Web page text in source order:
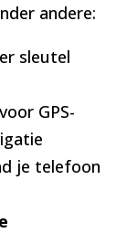
andere:
sleutel
GPS-
je telefoon